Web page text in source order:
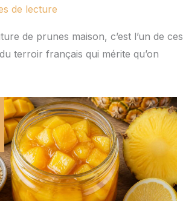
de lecture
de prunes maison, c’est l’un de ces
terroir français qui mérite qu’on